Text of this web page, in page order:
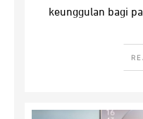
keunggulan bagi